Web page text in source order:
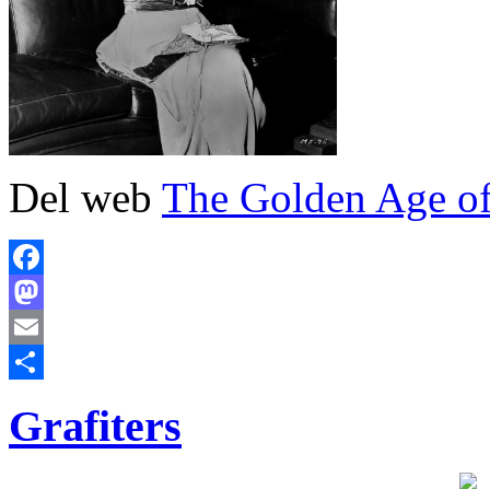
Del web The Golden Age
Facebook
Mastodon
Email
Grafiters